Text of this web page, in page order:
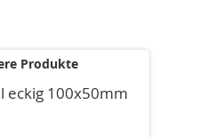
Produkte
eckig 100x50mm